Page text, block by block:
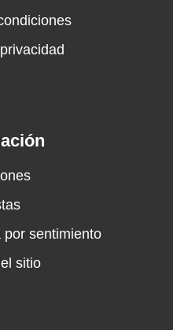
por sentimiento
sitio